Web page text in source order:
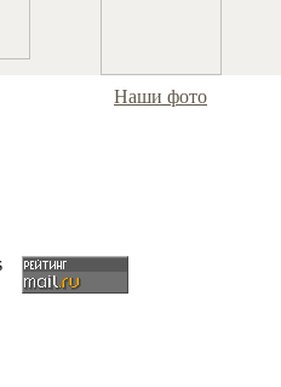
Наши фото